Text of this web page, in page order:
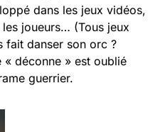
dans les jeux vidéos,
joueurs… (Tous jeux
fait danser son orc ?
« déconne » est oublié
guerrier.